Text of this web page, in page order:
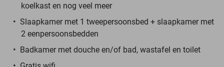
koelkast en nog veel meer
Slaapkamer met 1 tweepersoonsbed + slaapkamer met
2 eenpersoonsbedden
Badkamer met douche en/of bad, wastafel en toilet